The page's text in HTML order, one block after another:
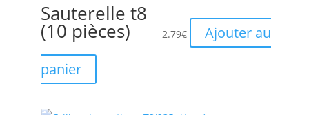
Sauterelle t8
(10 pièces) 2.79€
Ajouter au
panier